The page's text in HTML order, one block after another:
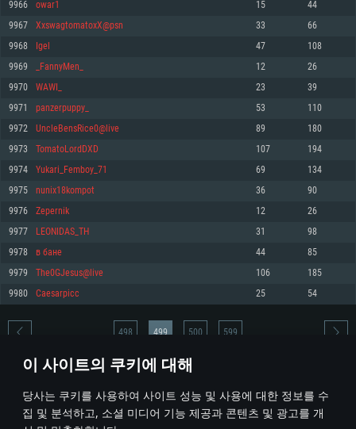
이 사이트의 쿠키에 대해
당사는 쿠키를 사용하여 사이트 성능 및 사용에 대한 정보를 수
집 및 분석하고, 소셜 미디어 기능 제공과 콘텐츠 및 광고를 개
최소사양
운영체제: Windows 10 (64 bit)
프로세서: 2.2 GHz 듀얼코어 이상
메모리: 4GB
그래픽 카드: DirectX 11 이상을 지원하는 AMD Radeon 77XX / NVIDIA
GeForce GT 660. 최소 사양 해상도: 720p
네트워크: 브로드밴드 인터넷
여유 저장 공간: 22.1 GB (최소 클라이언트)
권장 사양
570 혹은 그 이상
여유 저장 공간: 62.2 GB (전체 클라이언트)
최소사양
운영체제: Mac OS Big Sur 11.0
프로세서: 최소 2.2 GHz의 Core i5 (Intel Xeon 은 지원하지 않습니다)
메모리: 6 GB
그래픽 카드: Metal 을 지원하는 Intel Iris Pro 5200 (Mac), 혹은 이와 비슷한 성
능을 가지는 Mac 버전의 AMD/Nvidia. 최소 해상도: 720p
네트워크: 브로드밴드 인터넷
여유 저장 공간: 22.1 GB (최소 클라이언트)
권장 사양
네트워크: 브로드밴드 인터넷
여유 저장 공간: 62.2 GB (전체 클라이언트)
최소사양
운영체제: 64bit Linux 중 최신 버전
프로세서: 2.4 GHz 듀얼코어
메모리: 4 GB
그래픽 카드: Vulkan 을 지원하고, 최신 그래픽 드라이버를 지원하는 NVIDIA
660 (6개월 미만) 혹은 그와 동급의 성능을 가지며 최신 그래픽 드라이버를 지
원하는 AMD (6개월 미만; 최소사양 지원 해상도 720p)
네트워크: 브로드밴드 인터넷
여유 저장 공간: 22.1 GB (최소 클라이언트)
권장 사양
운영체제: Ubuntu 20.04 64bit
프로세서: Intel Core i7
메모리: 16 GB
그래픽 카드: Vulkan 을 지원하고, 최신 그래픽 드라이버를 지원하는 NVIDIA
1060 (6개월 미만) 혹은 그와 동급의 성능을 가지며 최신 그래픽 드라이버를
지원하는 AMD RX 570 (6개월 미만; 최소사양 지원 해상도 720p) 이상
여유 저장 공간: 62.2 GB (전체 클라이언트)
9966 owar1 15 44
9967 XxswagtomatoxX@psn 33 66
9968 Igel 47 108
9969 _FannyMen_ 12 26
9970 WAWI_ 23 39
9971 panzerpuppy_ 53 110
9972 UncleBensRice0@live 89 180
9973 TomatoLordDXD 107 194
9974 Yukari_Femboy_71 69 134
9975 nunix18kompot 36 90
9976 Zереrnik 12 26
9977 LEONIDAS_TH 31 98
9978 в бане 44 85
9979 The0GJesus@live 106 185
9980 Caesarpicc 25 54
* 순위표는 매일 1회 갱신됩니다
498 499 500 599